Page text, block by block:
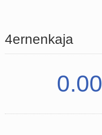
4ernenkaja
0.00